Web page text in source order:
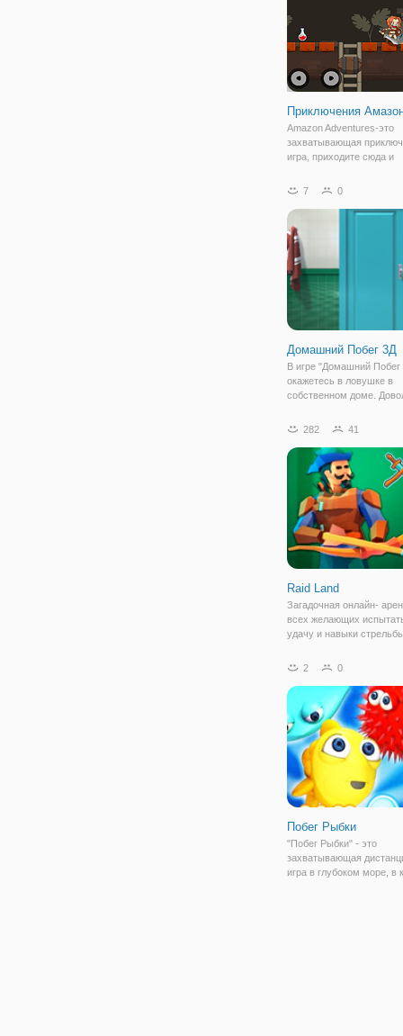
Приключения
Amazon Adventures-это
захватывающая
игра, приходите сюда и
этой красивой девушкой
несколько разных
и вам нужно помочь ей
врагов
7 0
Домашний Побег 3Д
В игре "Домашний
окажетесь в ловушке в
собственном доме.
жилище и понять, что
одного ключа. Также,
настораживает то, что
282 41
Raid Land
Загадочная онлайн-
всех желающих
удачу и навыки
Робин Гуда, будете
запасом стрел. Это
2 0
Побег Рыбки
"Побег Рыбки" - это
захватывающая
игра в глубоком море, в